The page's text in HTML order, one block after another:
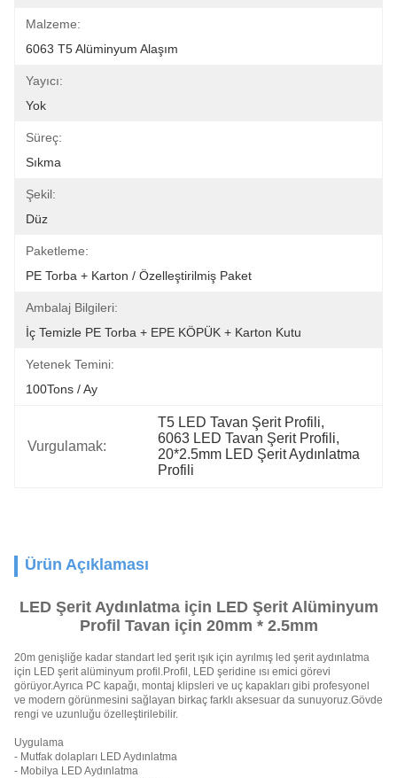
Malzeme:
6063 T5 Alüminyum Alaşım
Yayıcı:
Yok
Süreç:
Sıkma
Şekil:
Düz
Paketleme:
PE Torba + Karton / Özelleştirilmiş Paket
Ambalaj Bilgileri:
İç Temizle PE Torba + EPE KÖPÜK + Karton Kutu
Yetenek Temini:
100Tons / Ay
Vurgulamak:
T5 LED Tavan Şerit Profili,
6063 LED Tavan Şerit Profili,
20*2.5mm LED Şerit Aydınlatma
Profili
Ürün Açıklaması
LED Şerit Aydınlatma için LED Şerit Alüminyum
Profil Tavan için 20mm * 2.5mm
20m genişliğe kadar standart led şerit ışık için ayrılmış led şerit aydınlatma
için LED şerit alüminyum profil.Profil, LED şeridine ısı emici görevi
görüyor.Ayrıca PC kapağı, montaj klipsleri ve uç kapakları gibi profesyonel
ve modern görünmesini sağlayan birkaç farklı aksesuar da sunuyoruz.Gövde
rengi ve uzunluğu özelleştirilebilir.
Uygulama
- Mutfak dolapları LED Aydınlatma
- Mobilya LED Aydınlatma